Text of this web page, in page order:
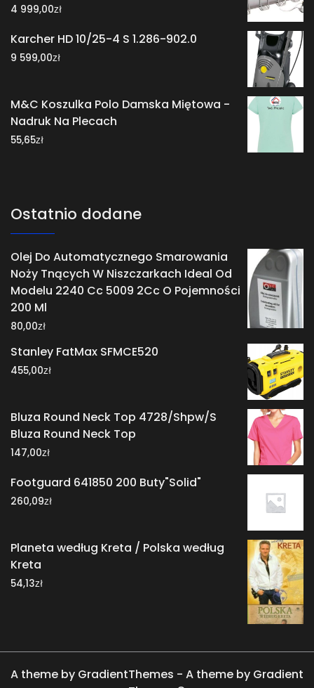
4 999,00zł
Karcher HD 10/25-4 S 1.286-902.0
9 599,00zł
M&C Koszulka Polo Damska Miętowa -
Nadruk Na Plecach
55,65zł
Ostatnio dodane
Olej Do Automatycznego Smarowania
Noży Tnących W Niszczarkach Ideal Od
Modelu 2240 Cc 5009 2Cc O Pojemności
200 Ml
80,00zł
Stanley FatMax SFMCE520
455,00zł
Bluza Round Neck Top 4728/Shpw/S
Bluza Round Neck Top
147,00zł
Footguard 641850 200 Buty"Solid"
260,09zł
Planeta według Kreta / Polska według
Kreta
54,13zł
A theme by GradientThemes - A theme by Gradient